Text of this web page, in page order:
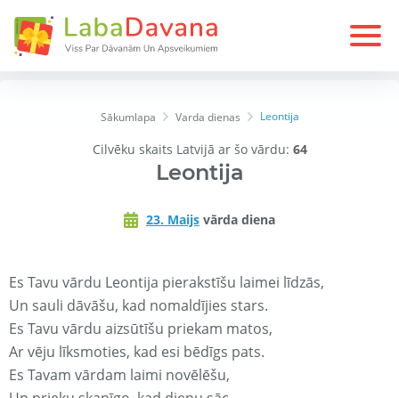
Sākumlapa Varda dienas Leontija
Cilvēku skaits Latvijā ar šo vārdu: 64
Leontija
23. Maijs vārda diena
Es Tavu vārdu Leontija pierakstīšu laimei līdzās,
Un sauli dāvāšu, kad nomaldījies stars.
Es Tavu vārdu aizsūtīšu priekam matos,
Ar vēju līksmoties, kad esi bēdīgs pats.
Es Tavam vārdam laimi novēlēšu,